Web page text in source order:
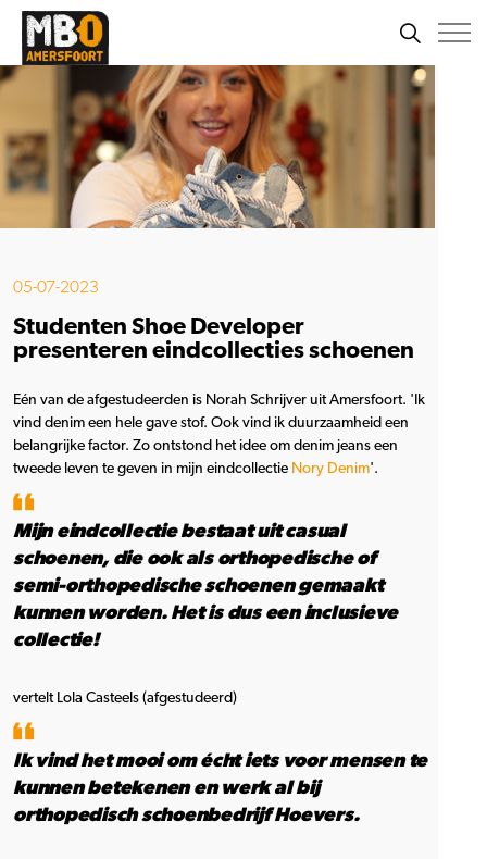
05-07-2023
Studenten Shoe Developer
presenteren eindcollecties schoenen
Eén van de afgestudeerden is Norah Schrijver uit Amersfoort. 'Ik
vind denim een hele gave stof. Ook vind ik duurzaamheid een
belangrijke factor. Zo ontstond het idee om denim jeans een
tweede leven te geven in mijn eindcollectie Nory Denim'.
Mijn eindcollectie bestaat uit casual
schoenen, die ook als orthopedische of
semi-orthopedische schoenen gemaakt
kunnen worden. Het is dus een inclusieve
collectie!
vertelt Lola Casteels (afgestudeerd)
Ik vind het mooi om écht iets voor mensen te
kunnen betekenen en werk al bij
orthopedisch schoenbedrijf Hoevers.